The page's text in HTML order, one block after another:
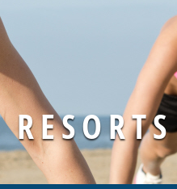
RESORTS